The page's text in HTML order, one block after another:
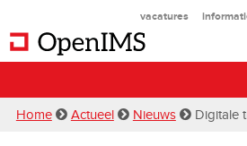
vacatures
Home Actueel Nieuws Digitale